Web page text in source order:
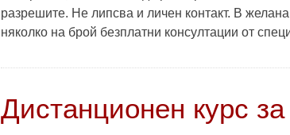
разрешите. Не липсва и личен контакт. В
няколко на брой безплатни консултации от
Дистанционен курс